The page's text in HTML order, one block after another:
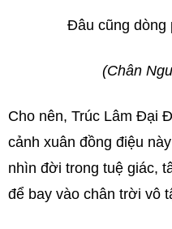
Đâu cũng dòng
(Chân
Cho nên, Trúc Lâm Đại
cảnh xuân đồng điệu
nhìn đời trong tuệ giác,
để bay vào chân trời vô